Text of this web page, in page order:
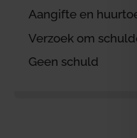
Aangifte en
Verzoek om
Geen schuld